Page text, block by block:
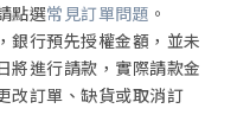
點選常見訂單問題 。
銀行預先授權金額，並未
將進行請款，實際請款金
改訂單、缺貨或取消訂